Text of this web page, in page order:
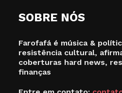
SOBRE NÓS
Farofafá é música &
resistência cultural,
coberturas hard news,
finanças